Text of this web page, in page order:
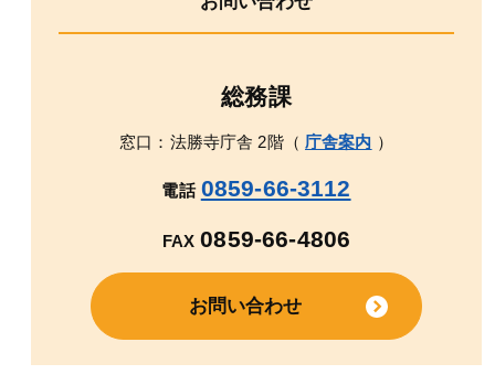
総務課
窓口：法勝寺庁舎 2階（ 庁舎案内 ）
電話 0859-66-3112
FAX 0859-66-4806
お問い合わせ